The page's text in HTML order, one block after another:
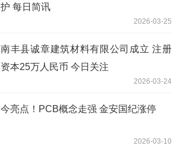
护 每日简讯
2026-03-25
南丰县诚章建筑材料有限公司成立 注册
资本25万人民币 今日关注
2026-03-24
今亮点！PCB概念走强 金安国纪涨停
2026-03-10